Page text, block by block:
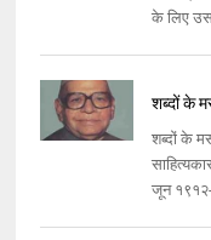
के लिए
शब्दों के
शब्दों के
जून